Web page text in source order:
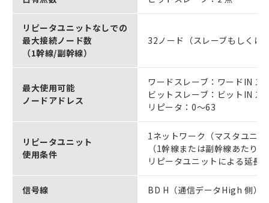
リピータユニットなしでの
最大接続ノード数
（1幹線/副幹線）
32ノード（スレーブもしくは
最大使用可能
ノードアドレス
ワードスレーブ：ワードIN
ビットスレーブ：ビットIN
リピータ：0～63
リピータユニット
使用条件
1ネットワーク（マスタユニ
（1幹線または副幹線あたり
リピータユニットによる延長
信号線 BD H（通信データHigh 側）